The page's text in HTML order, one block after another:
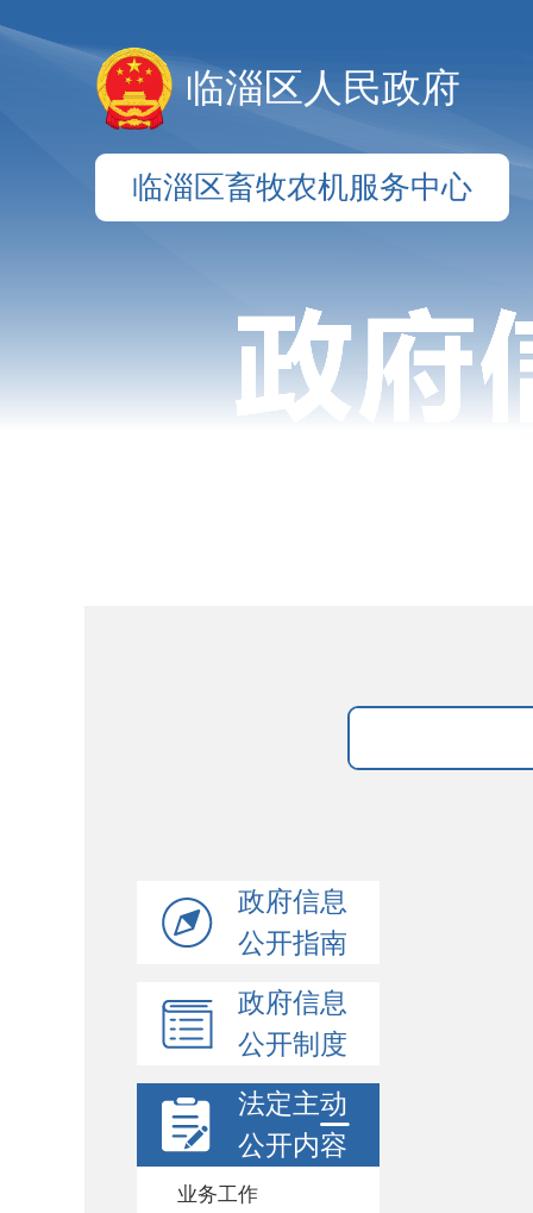
临淄区人民政府
临淄区畜牧农机服务中心
政府信息
公开指南
政府信息
公开制度
法定主动
公开内容
业务工作